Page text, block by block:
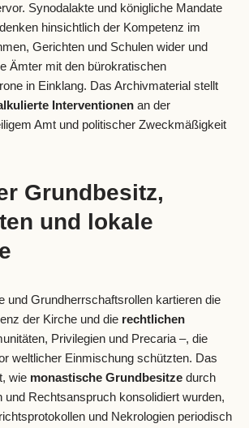
Synodalakte und königliche Mandate
hinsichtlich der Kompetenz im
Gerichten und Schulen wider und
Ämter mit den bürokratischen
in Einklang. Das Archivmaterial stellt
Interventionen an der
Amt und politischer Zweckmäßigkeit
Grundbesitz,
und lokale
und Grundherrschaftsrollen kartieren die
der Kirche und die rechtlichen
Privilegien und Precaria –, die
weltlicher Einmischung schützten. Das
wie monastische Grundbesitze durch
und Rechtsanspruch konsolidiert wurden,
und Nekrologien periodisch